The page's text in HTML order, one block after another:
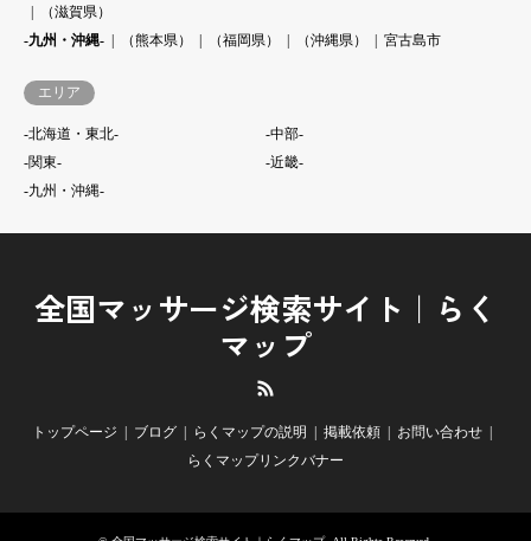
（滋賀県）
-九州・沖縄-
（熊本県） （福岡県） （沖縄県） 宮古島市
エリア
-北海道・東北-
-中部-
-関東-
-近畿-
-九州・沖縄-
全国マッサージ検索サイト｜らく
マップ
トップページ ブログ らくマップの説明 掲載依頼
お問い合わせ
らくマップリンクバナー